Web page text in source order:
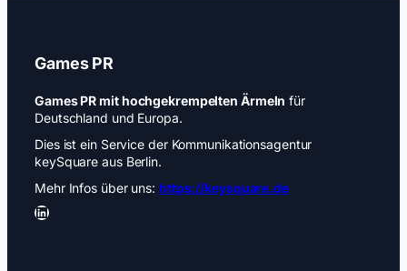
Games PR
Games PR mit hochgekrempelten Ärmeln für
Deutschland und Europa.
Dies ist ein Service der Kommunikationsagentur
keySquare aus Berlin.
Mehr Infos über uns: https://keysquare.de
LinkedIn